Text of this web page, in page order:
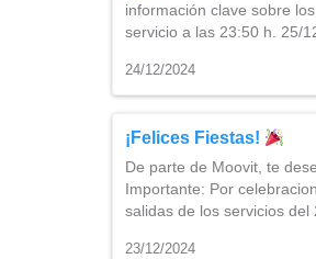
información clave sobre
servicio a las 23:50 h. 25/
24/12/2024
¡Felices Fiestas!
De parte de Moovit, te
Importante: Por
salidas de los servicios
23/12/2024